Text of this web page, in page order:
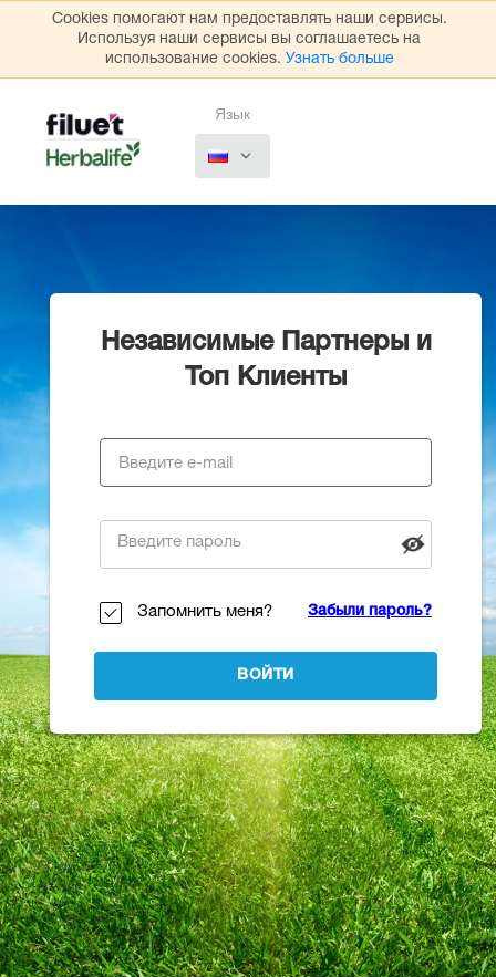
Cookies помогают нам предоставлять наши сервисы.
Используя наши сервисы вы соглашаетесь на
использование cookies. Узнать больше
Язык
Независимые Партнеры и
Топ Клиенты
Запомнить меня? Забыли пароль?
ВОЙТИ